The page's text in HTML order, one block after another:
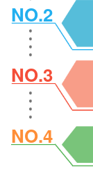
NO.2
NO.3
NO.4